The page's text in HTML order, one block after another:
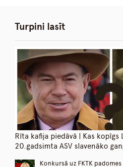
Turpini lasīt
Rīta kafija piedāvā | Kas kopīgs
20.gadsimta ASV slavenāko
Konkursā uz FKTK